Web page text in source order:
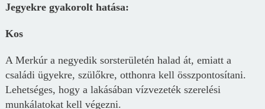
Jegyekre gyakorolt hatása:
Kos
A Merkúr a negyedik sorsterületén halad át, emiatt a
családi ügyekre, szülőkre, otthonra kell összpontosítani.
Lehetséges, hogy a lakásában vízvezeték szerelési
munkálatokat kell végezni.